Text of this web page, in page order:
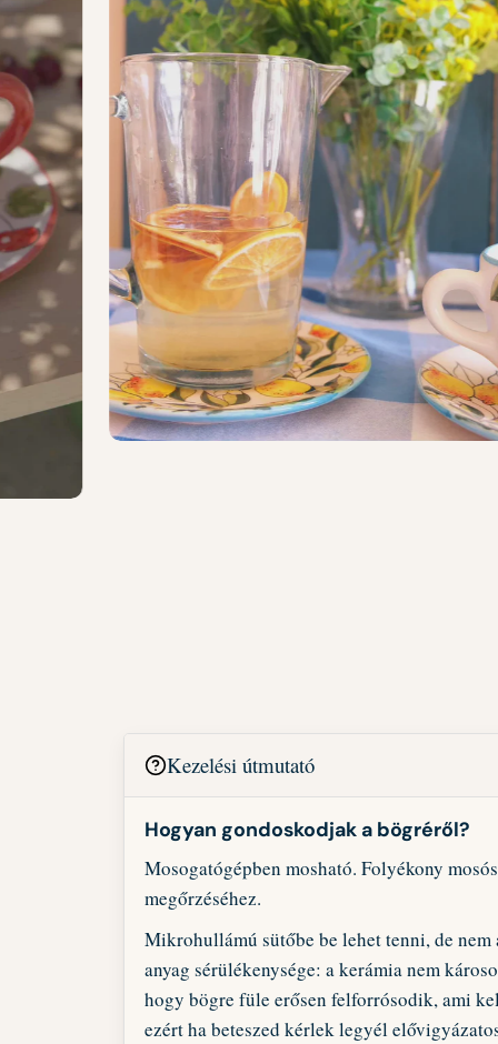
Kezelési útmutató
Hogyan gondoskodjak a bögréről?
Mosogatógépben mosható. Folyékony
megőrzéséhez.
Mikrohullámú sütőbe be lehet tenni, de
anyag sérülékenysége: a kerámia nem
hogy bögre füle erősen felforrósodik, ami
ezért ha beteszed kérlek legyél